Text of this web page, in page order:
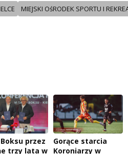
MIEJSKI OśRODEK SPORTU I
przez
trzy lata w
Gorące starcia
Koroniarzy w